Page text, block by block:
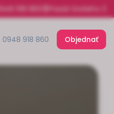
0948 918 860 Pasáž Gorkého 3
0948 918 860 Objednať